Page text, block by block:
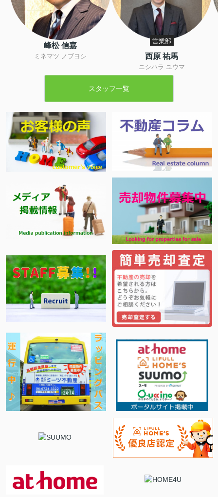
峰松 信嘉
ミネマツ ノブヨシ
営業部
西原 祐馬
ニシハラ ユウマ
スタッフ一覧